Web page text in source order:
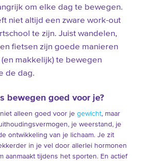
om elke dag te bewegen.
niet altijd een zware work-out
te zijn. Juist wandelen,
fietsen zijn goede manieren
makkelijk) te bewegen
de dag.
bewegen goed voor je?
alleen goed voor je gewicht, maar
je weerstand, je
ontwikkeling van je lichaam. Je zit
in je vel door allerlei hormonen
aanmaakt tijdens het sporten. En actief